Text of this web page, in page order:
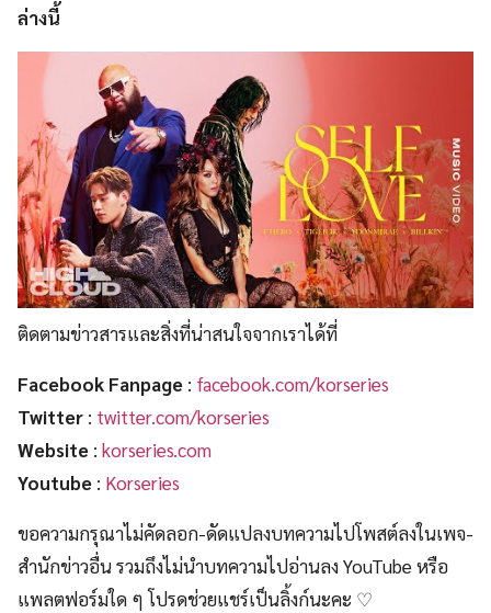
ล่างนี้
ติดตามข่าวสารและสิ่งที่น่าสนใจจากเราได้ที่
Facebook Fanpage : facebook.com/korseries
Twitter : twitter.com/korseries
Website : korseries.com
Youtube : Korseries
ขอความกรุณาไม่คัดลอก-ดัดแปลงบทความไปโพสต์ลงในเพจ-
สำนักข่าวอื่น รวมถึงไม่นำบทความไปอ่านลง YouTube หรือ
แพลตฟอร์มใด ๆ โปรดช่วยแชร์เป็นลิ้งก์นะคะ ♡